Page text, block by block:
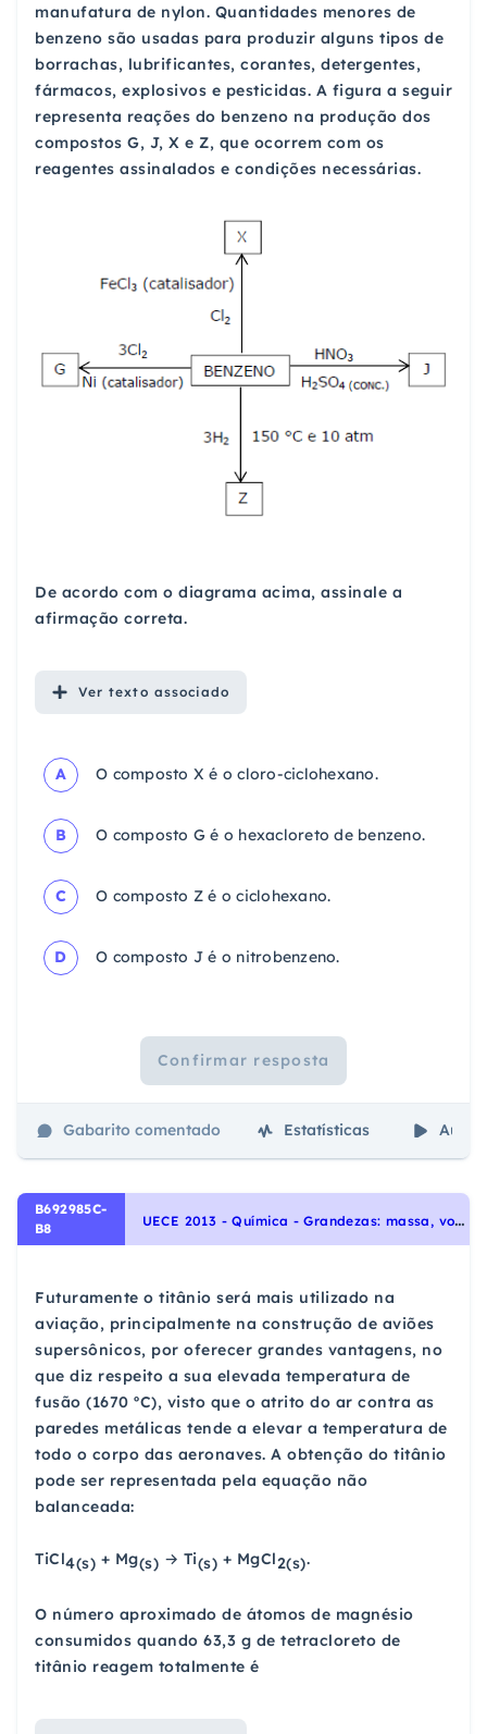
manufatura de nylon. Quantidades menores de
benzeno são usadas para produzir alguns tipos de
borrachas, lubrificantes, corantes, detergentes,
fármacos, explosivos e pesticidas. A figura a seguir
representa reações do benzeno na produção dos
compostos G, J, X e Z, que ocorrem com os
reagentes assinalados e condições necessárias.
De acordo com o diagrama acima, assinale a
afirmação correta.
Ver texto associado
A O composto X é o cloro-ciclohexano.
B O composto G é o hexacloreto de benzeno.
C O composto Z é o ciclohexano.
D O composto J é o nitrobenzeno.
Confirmar resposta
Gabarito comentado Estatísticas Aulas
B692985C-
B8
U
ECE 2013 - Química - Grandezas: massa, volume, mol, massa molar, constante de Avogadro e Estequiometria., Representação das transformações químicas
Futuramente o titânio será mais utilizado na
aviação, principalmente na construção de aviões
supersônicos, por oferecer grandes vantagens, no
que diz respeito a sua elevada temperatura de
fusão (1670 ºC), visto que o atrito do ar contra as
paredes metálicas tende a elevar a temperatura de
todo o corpo das aeronaves. A obtenção do titânio
pode ser representada pela equação não
balanceada:
TiCl4(s) + Mg(s) → Ti(s) + MgCl2(s).
O número aproximado de átomos de magnésio
consumidos quando 63,3 g de tetracloreto de
titânio reagem totalmente é